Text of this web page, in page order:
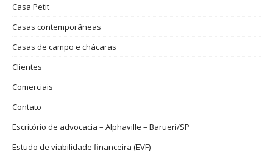
Casa Petit
Casas contemporâneas
Casas de campo e chácaras
Clientes
Comerciais
Contato
Escritório de advocacia – Alphaville – Barueri/SP
Estudo de viabilidade financeira (EVF)